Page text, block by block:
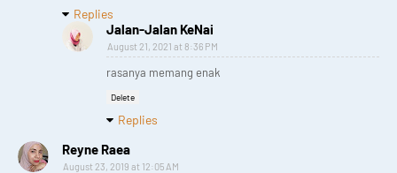
Replies
Jalan-Jalan KeNai
August 21, 2021 at 8:36 PM
rasanya memang enak
Delete
Replies
Reyne Raea
August 23, 2019 at 12:05 AM